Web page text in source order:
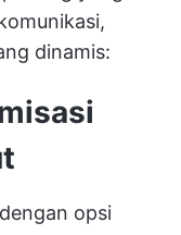
dinamis:
opsi